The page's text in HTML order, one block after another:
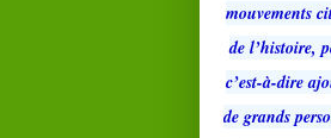
mouvements
de l’histoire,
c’est-à-dire
de grands